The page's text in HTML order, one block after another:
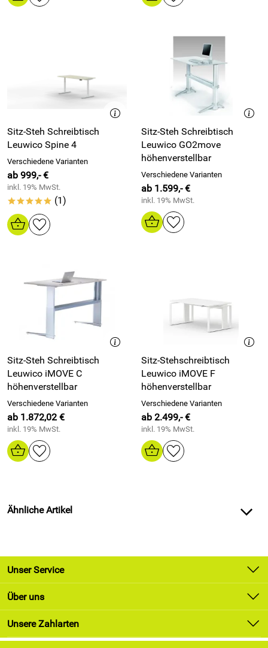
Sitz-Steh Schreibtisch
Leuwico Spine 4
Verschiedene Varianten
ab 999,- €
inkl. 19% MwSt.
***** (1)
Sitz-Steh Schreibtisch
Leuwico GO2move
höhenverstellbar
Verschiedene Varianten
ab 1.599,- €
inkl. 19% MwSt.
Sitz-Steh Schreibtisch
Leuwico iMOVE C
höhenverstellbar
Verschiedene Varianten
ab 1.872,02 €
inkl. 19% MwSt.
Sitz-Stehschreibtisch
Leuwico iMOVE F
höhenverstellbar
Verschiedene Varianten
ab 2.499,- €
inkl. 19% MwSt.
Ähnliche Artikel
Unser Service
Kontakt
Newsletter
Lieferung & Zahlung
Über uns
Unsere Bestseller
Marken
Unsere Zahlarten